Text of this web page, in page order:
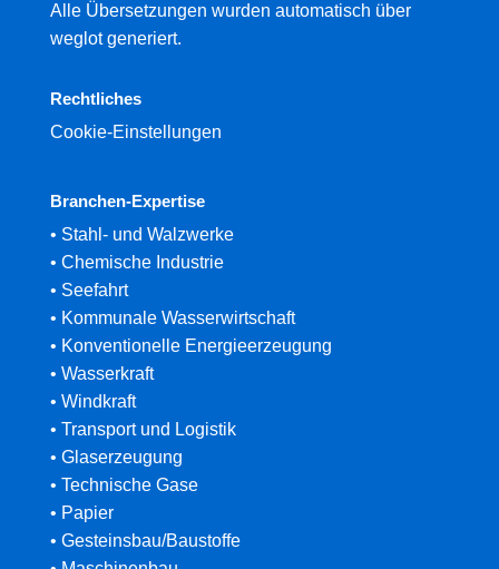
Alle Übersetzungen wurden automatisch über
weglot generiert.
Rechtliches
Cookie-Einstellungen
Branchen-Expertise
• Stahl- und Walzwerke
• Chemische Industrie
• Seefahrt
• Kommunale Wasserwirtschaft
• Konventionelle Energieerzeugung
• Wasserkraft
• Windkraft
• Transport und Logistik
• Glaserzeugung
• Technische Gase
• Papier
• Gesteinsbau/Baustoffe